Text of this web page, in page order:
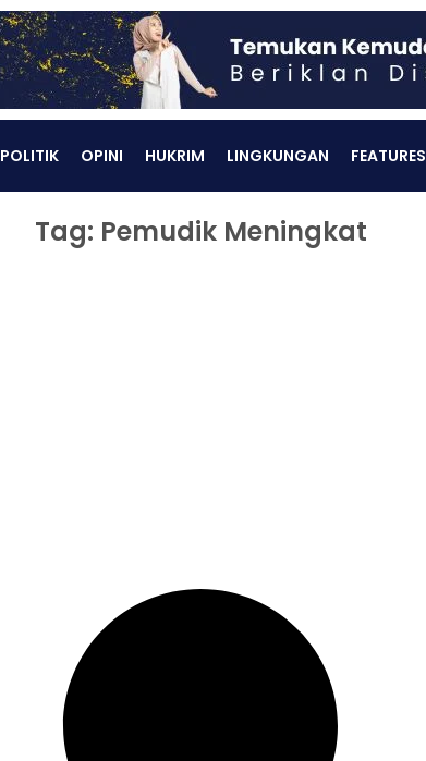
POLITIK OPINI HUKRIM LINGKUNGAN FEATURES
Tag: Pemudik Meningkat